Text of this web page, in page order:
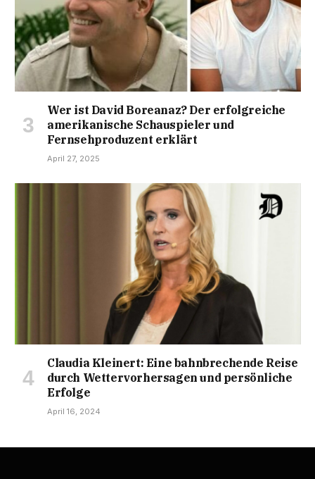
Wer ist David Boreanaz? Der erfolgreiche
amerikanische Schauspieler und
Fernsehproduzent erklärt
April 27, 2025
Claudia Kleinert: Eine bahnbrechende Reise
durch Wettervorhersagen und persönliche
Erfolge
April 16, 2024